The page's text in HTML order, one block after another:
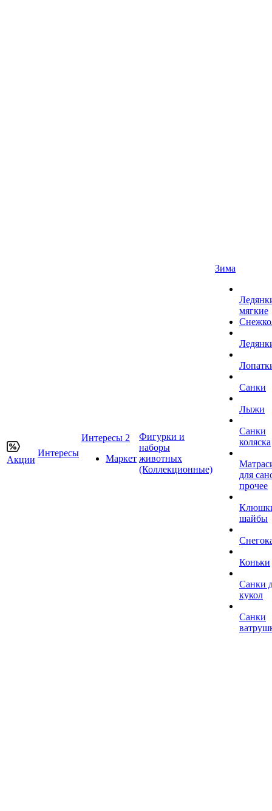
Акции
Интересы
Интересы 2
Маркет
Фигурки и
наборы
животных
(Коллекционные)
Зима
мягкие
Санки
Лыжи
Санки
коляска
для
прочее
шайбы
Коньки
Санки
кукол
Санки